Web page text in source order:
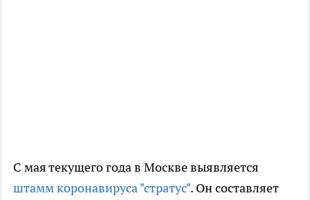
С мая текущего года в Москве выявляется
штамм коронавируса "стратус". Он составляет